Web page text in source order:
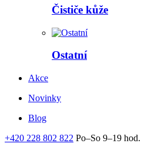
Čističe kůže
Ostatní
Akce
Novinky
Blog
+420 228 802 822 Po–So 9–19 hod.